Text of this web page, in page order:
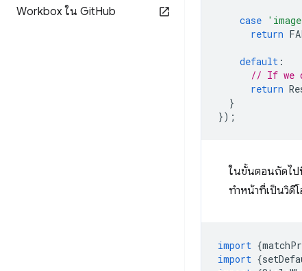
Workbox ใน GitHub
case
return
default :
// If we
return
}
});
ในขั้นตอนถัดไป
ทำหน้าที่เป็นวิดี
import {
import {